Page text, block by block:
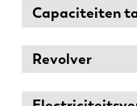
Capaciteiten
Revolver